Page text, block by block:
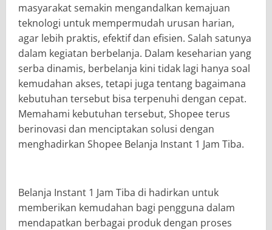
masyarakat semakin mengandalkan kemajuan
teknologi untuk mempermudah urusan harian,
agar lebih praktis, efektif dan efisien. Salah satunya
dalam kegiatan berbelanja. Dalam keseharian yang
serba dinamis, berbelanja kini tidak lagi hanya soal
kemudahan akses, tetapi juga tentang bagaimana
kebutuhan tersebut bisa terpenuhi dengan cepat.
Memahami kebutuhan tersebut, Shopee terus
berinovasi dan menciptakan solusi dengan
menghadirkan Shopee Belanja Instant 1 Jam Tiba.
Belanja Instant 1 Jam Tiba di hadirkan untuk
memberikan kemudahan bagi pengguna dalam
mendapatkan berbagai produk dengan proses